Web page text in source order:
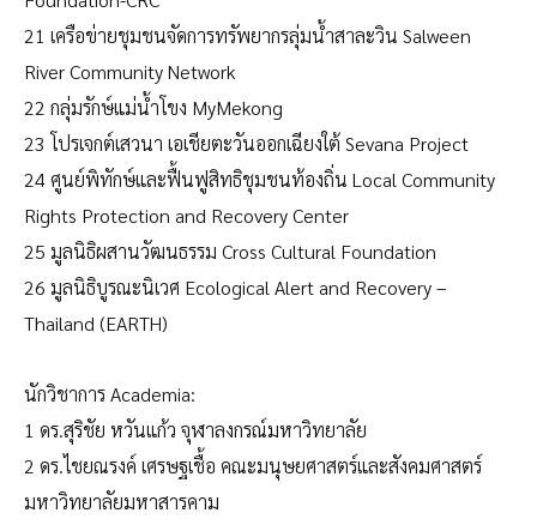
21 เครือข่ายชุมชนจัดการทรัพยากรลุ่มน้ำสาละวิน Salween
River Community Network
22 กลุ่มรักษ์แม่น้ำโขง MyMekong
23 โปรเจกต์เสวนา เอเชียตะวันออกเฉียงใต้ Sevana Project
24 ศูนย์พิทักษ์และฟื้นฟูสิทธิชุมชนท้องถิ่น Local Community
Rights Protection and Recovery Center
25 มูลนิธิผสานวัฒนธรรม Cross Cultural Foundation
26 มูลนิธิบูรณะนิเวศ Ecological Alert and Recovery –
Thailand (EARTH)
นักวิชาการ Academia:
1 ดร.สุริชัย หวันแก้ว จุฬาลงกรณ์มหาวิทยาลัย
2 ดร.ไชยณรงค์ เศรษฐเชื้อ คณะมนุษยศาสตร์และสังคมศาสตร์
มหาวิทยาลัยมหาสารคาม